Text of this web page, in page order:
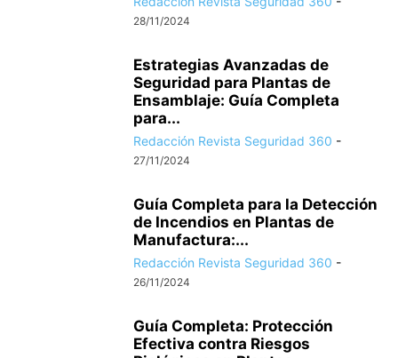
28/11/2024
Estrategias Avanzadas de
Seguridad para Plantas de
Ensamblaje: Guía Completa
para...
Redacción Revista Seguridad 360 -
27/11/2024
Guía Completa para la Detección
de Incendios en Plantas de
Manufactura:...
Redacción Revista Seguridad 360 -
26/11/2024
Guía Completa: Protección
Efectiva contra Riesgos